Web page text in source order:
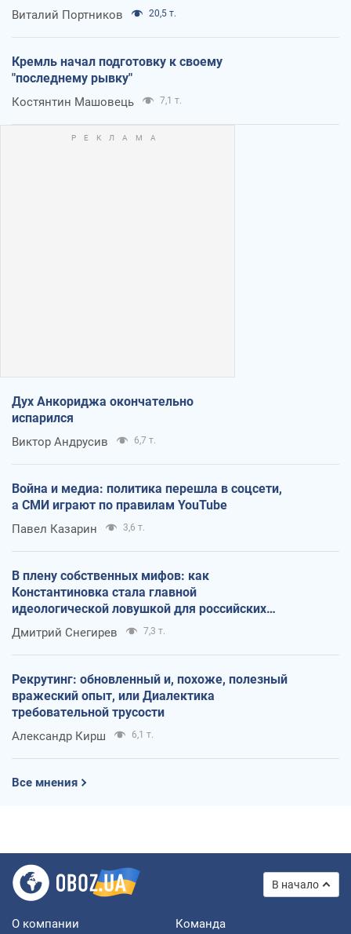
Виталий Портников 20,5 т.
Кремль начал подготовку к своему
"последнему рывку"
Костянтин Машовець 7,1 т.
Дух Анкориджа окончательно
испарился
Виктор Андрусив 6,7 т.
Война и медиа: политика перешла в соцсети,
а СМИ играют по правилам YouTube
Павел Казарин 3,6 т.
В плену собственных мифов: как
Константиновка стала главной
идеологической ловушкой для российских
оккупантов
Дмитрий Снегирев 7,3 т.
Рекрутинг: обновленный и, похоже, полезный
вражеский опыт, или Диалектика
требовательной трусости
Александр Кирш 6,1 т.
Все мнения
В начало
О компании Команда